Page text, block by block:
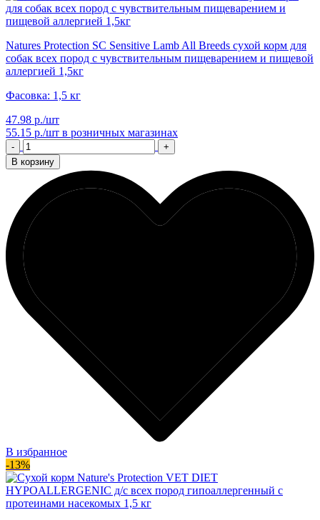
Natures Protection SC Sensitive Lamb All Breeds сухой корм для
собак всех пород с чувствительным пищеварением и пищевой
аллергией 1,5кг
Фасовка: 1,5 кг
47.98 р./шт
55.15 р./шт в розничных магазинах
-
+
В корзину
В избранное
-13%